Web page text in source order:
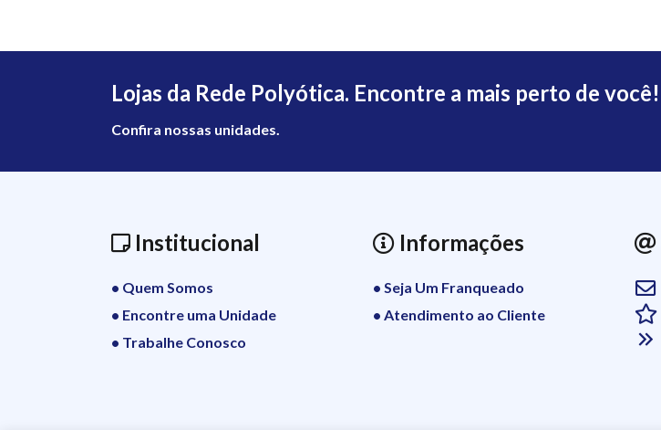
Lojas da Rede Polyótica. Encontre a mais perto de você!
Confira nossas unidades.
Institucional
• Quem Somos
• Encontre uma Unidade
• Trabalhe Conosco
Informações
• Seja Um Franqueado
• Atendimento ao Cliente